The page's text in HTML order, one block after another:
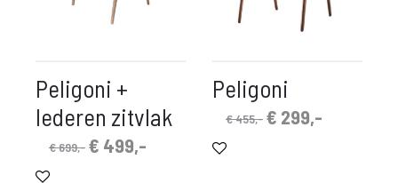
Peligoni +
lederen zitvlak
€699,- Oorspronkelijke
€ 499,-
Peligoni
€455,- Oorspronkelijke
€ 299,-